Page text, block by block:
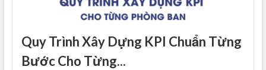
Quy Trình Xây Dựng KPI Chuẩn Từng
Bước Cho Từng...